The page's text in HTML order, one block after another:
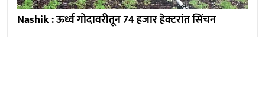
Nashik : ऊर्ध्व गोदावरीतून 74 हजार हेक्टरांत सिंचन